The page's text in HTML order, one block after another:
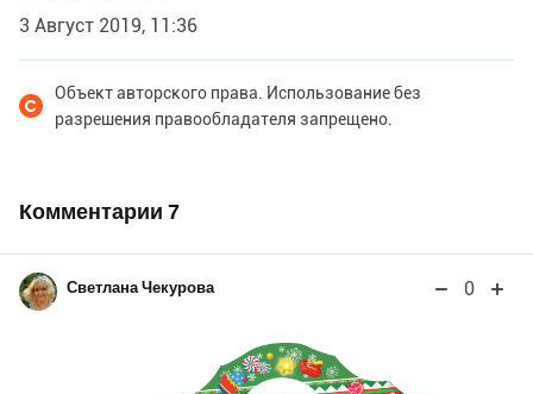
3 Август 2019, 11:36
Объект авторского права. Использование без
разрешения правообладателя запрещено.
Комментарии 7
Светлана Чекурова 0